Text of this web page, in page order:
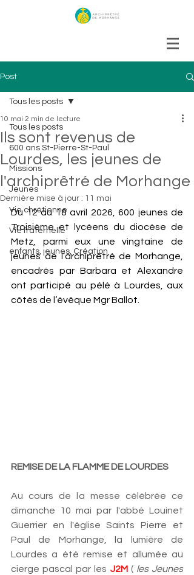
Post
Tous les posts
600 ans St-Pierre-St-Paul
Missions
Jeunes
Vie chrétienne
Vie fraternelle
enfants, jeunes, Création
Tous les posts
Ils sont revenus de
Lourdes, les jeunes de
l'archiprêtré de Morhange
10 mai 2 min de lecture
Dernière mise à jour : 11 mai
Du 12 au 18 avril 2026, 600 jeunes de
Troisième et lycéens du diocèse de
Metz, parmi eux une vingtaine de
jeunes de l’archiprêtré de Morhange,
encadrés par Barbara et Alexandre
ont participé au pélé à Lourdes, aux
côtés de l’évêque Mgr Ballot.
REMISE DE LA FLAMME DE LOURDES
Au cours de la messe célébrée ce
dimanche 10 mai par l'abbé Louinet
Guerrier en l'église Saints Pierre et
Paul de Morhange, la lumière de
Lourdes a été remise et allumée au
cierge pascal par les J2M ( les Jeunes